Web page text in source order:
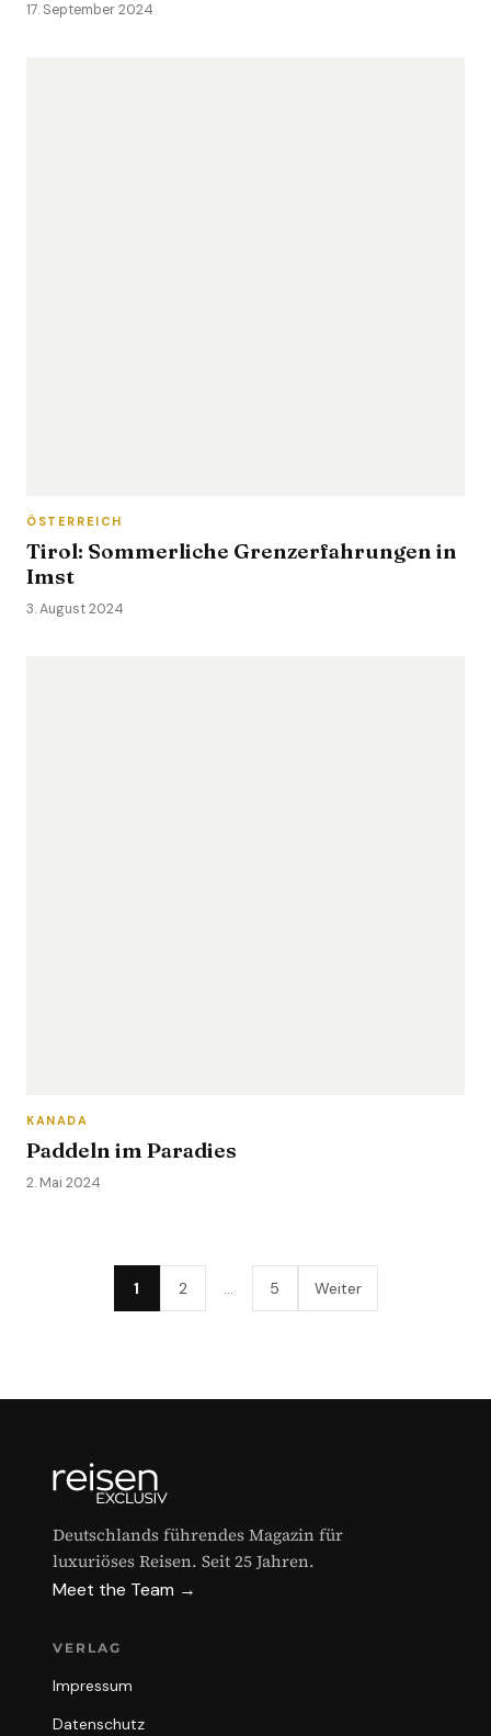
17. September 2024
ÖSTERREICH
Tirol: Sommerliche Grenzerfahrungen in
Imst
3. August 2024
KANADA
Paddeln im Paradies
2. Mai 2024
1 2 5 Weiter
Deutschlands führendes Magazin für
luxuriöses Reisen. Seit 25 Jahren.
Meet the Team →
VERLAG
Impressum
Datenschutz